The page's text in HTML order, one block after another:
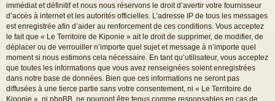
immédiat et définitif et nous nous réservons le droit d’avertir votre fournisseur
d’accès à internet et les autorités officielles. L’adresse IP de tous les messages
est enregistrée afin d’aider au renforcement de ces conditions. Vous acceptez
le fait que « Le Territoire de Kiponie » ait le droit de supprimer, de modifier, de
déplacer ou de verrouiller n’importe quel sujet et message à n’importe quel
moment si nous estimons cela nécessaire. En tant qu’utilisateur, vous acceptez
que toutes les informations que vous avez renseignées soient enregistrées
dans notre base de données. Bien que ces informations ne seront pas
diffusées à une tierce partie sans votre consentement, ni « Le Territoire de
Kiponie », ni phpBB, ne pourront être tenus comme responsables en cas de